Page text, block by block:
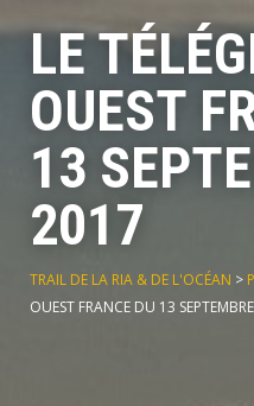
LE
OUEST
13
2017
TRAIL DE LA RIA & DE L'OCÉAN >
OUEST FRANCE DU 13